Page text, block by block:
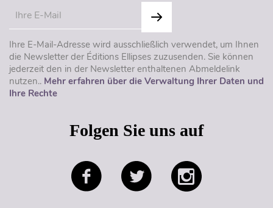
Ihre E-Mail-Adresse wird ausschließlich verwendet, um Ihnen
die Newsletter der Éditions Ellipses zuzusenden. Sie können
jederzeit den in der Newsletter enthaltenen Abmeldelink
nutzen.. Mehr erfahren über die Verwaltung Ihrer Daten und
Ihre Rechte
Folgen Sie uns auf